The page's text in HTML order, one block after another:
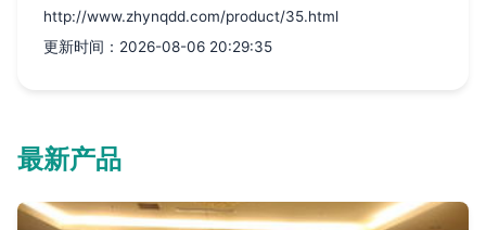
http://www.zhynqdd.com/product/35.html
更新时间：2026-08-06 20:29:35
最新产品